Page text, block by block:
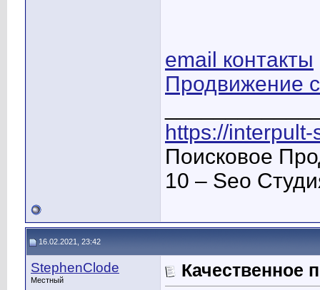
email контакты
Продвижение
https://
Поисковое
10 – Seo
16.02.2021, 23:42
StephenClode
Местный
Качественное